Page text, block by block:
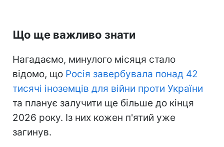
Що ще важливо знати
Нагадаємо, минулого місяця стало
відомо, що Росія завербувала понад 42
тисячі іноземців для війни проти України
та планує залучити ще більше до кінця
2026 року. Із них кожен п'ятий уже
загинув.